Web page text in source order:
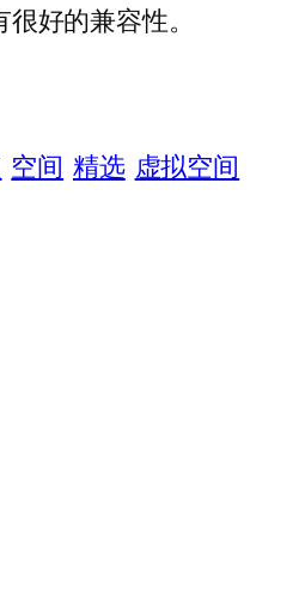
好的兼容性。
空间 精选 虚拟空间